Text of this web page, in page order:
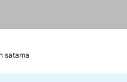
satama